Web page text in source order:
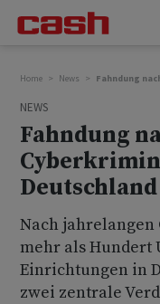
Home News Fahndung
NEWS
Fahndung
Nach
mehr als Hundert
Einrichtungen in
zwei zentrale